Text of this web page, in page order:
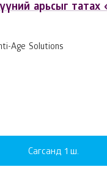
арьсыг татах
Age Solutions
Сагсанд 1 ш.